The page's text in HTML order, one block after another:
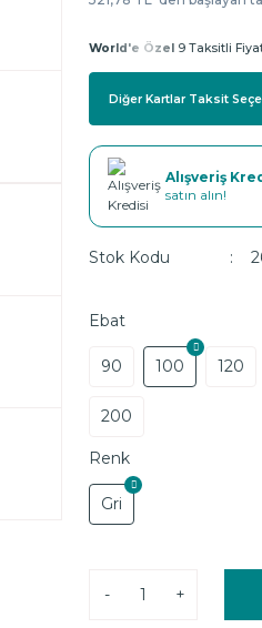
World'e Özel 9 Taksitli
Diğer Kartlar Taksit
Alışveriş
satın alın!
Stok Kodu
Ebat
90 100 120
200
Renk
Gri
- +